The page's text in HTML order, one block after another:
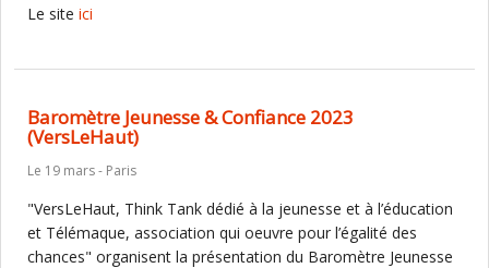
Le site ici
Baromètre Jeunesse & Confiance 2023
(VersLeHaut)
Le 19 mars - Paris
"VersLeHaut, Think Tank dédié à la jeunesse et à l’éducation
et Télémaque, association qui oeuvre pour l’égalité des
chances" organisent la présentation du Baromètre Jeunesse